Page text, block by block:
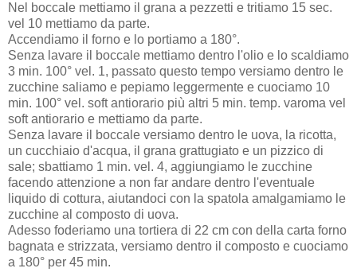
Nel boccale mettiamo il grana a pezzetti e tritiamo 15 sec.
vel 10 mettiamo da parte.
Accendiamo il forno e lo portiamo a 180°.
Senza lavare il boccale mettiamo dentro l'olio e lo scaldiamo
3 min. 100° vel. 1, passato questo tempo versiamo dentro le
zucchine saliamo e pepiamo leggermente e cuociamo 10
min. 100° vel. soft antiorario più altri 5 min. temp. varoma vel
soft antiorario e mettiamo da parte.
Senza lavare il boccale versiamo dentro le uova, la ricotta,
un cucchiaio d'acqua, il grana grattugiato e un pizzico di
sale; sbattiamo 1 min. vel. 4, aggiungiamo le zucchine
facendo attenzione a non far andare dentro l'eventuale
liquido di cottura, aiutandoci con la spatola amalgamiamo le
zucchine al composto di uova.
Adesso foderiamo una tortiera di 22 cm con della carta forno
bagnata e strizzata, versiamo dentro il composto e cuociamo
a 180° per 45 min.